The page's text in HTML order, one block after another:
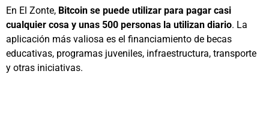
En El Zonte, Bitcoin se puede utilizar para pagar casi
cualquier cosa y unas 500 personas la utilizan diario. La
aplicación más valiosa es el financiamiento de becas
educativas, programas juveniles, infraestructura, transporte
y otras iniciativas.